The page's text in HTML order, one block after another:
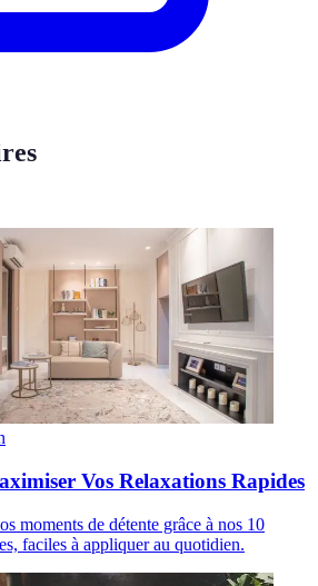
Vos Relaxations Rapides
moments de détente grâce à nos 10
faciles à appliquer au quotidien.